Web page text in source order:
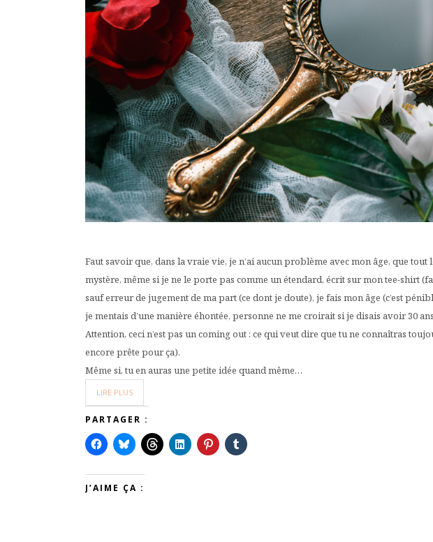
Faut savoir que, dans la vraie vie, je n’ai aucun problème avec mon âge, que tout
mystère, même si je ne le porte pas comme un étendard, écrit sur mon tee-shirt
sauf erreur de jugement de ma part (ce dont je doute), je fais mon âge (c’est
je mentais d’une manière éhontée, personne ne me croirait si je disais avoir 30
Attention, ceci n’est pas un coming out : ce qui veut dire que tu ne connaîtras
encore prête pour ça).
Même si, tu en auras une petite idée quand même…
LIRE PLUS
PARTAGER :
J’AIME ÇA :